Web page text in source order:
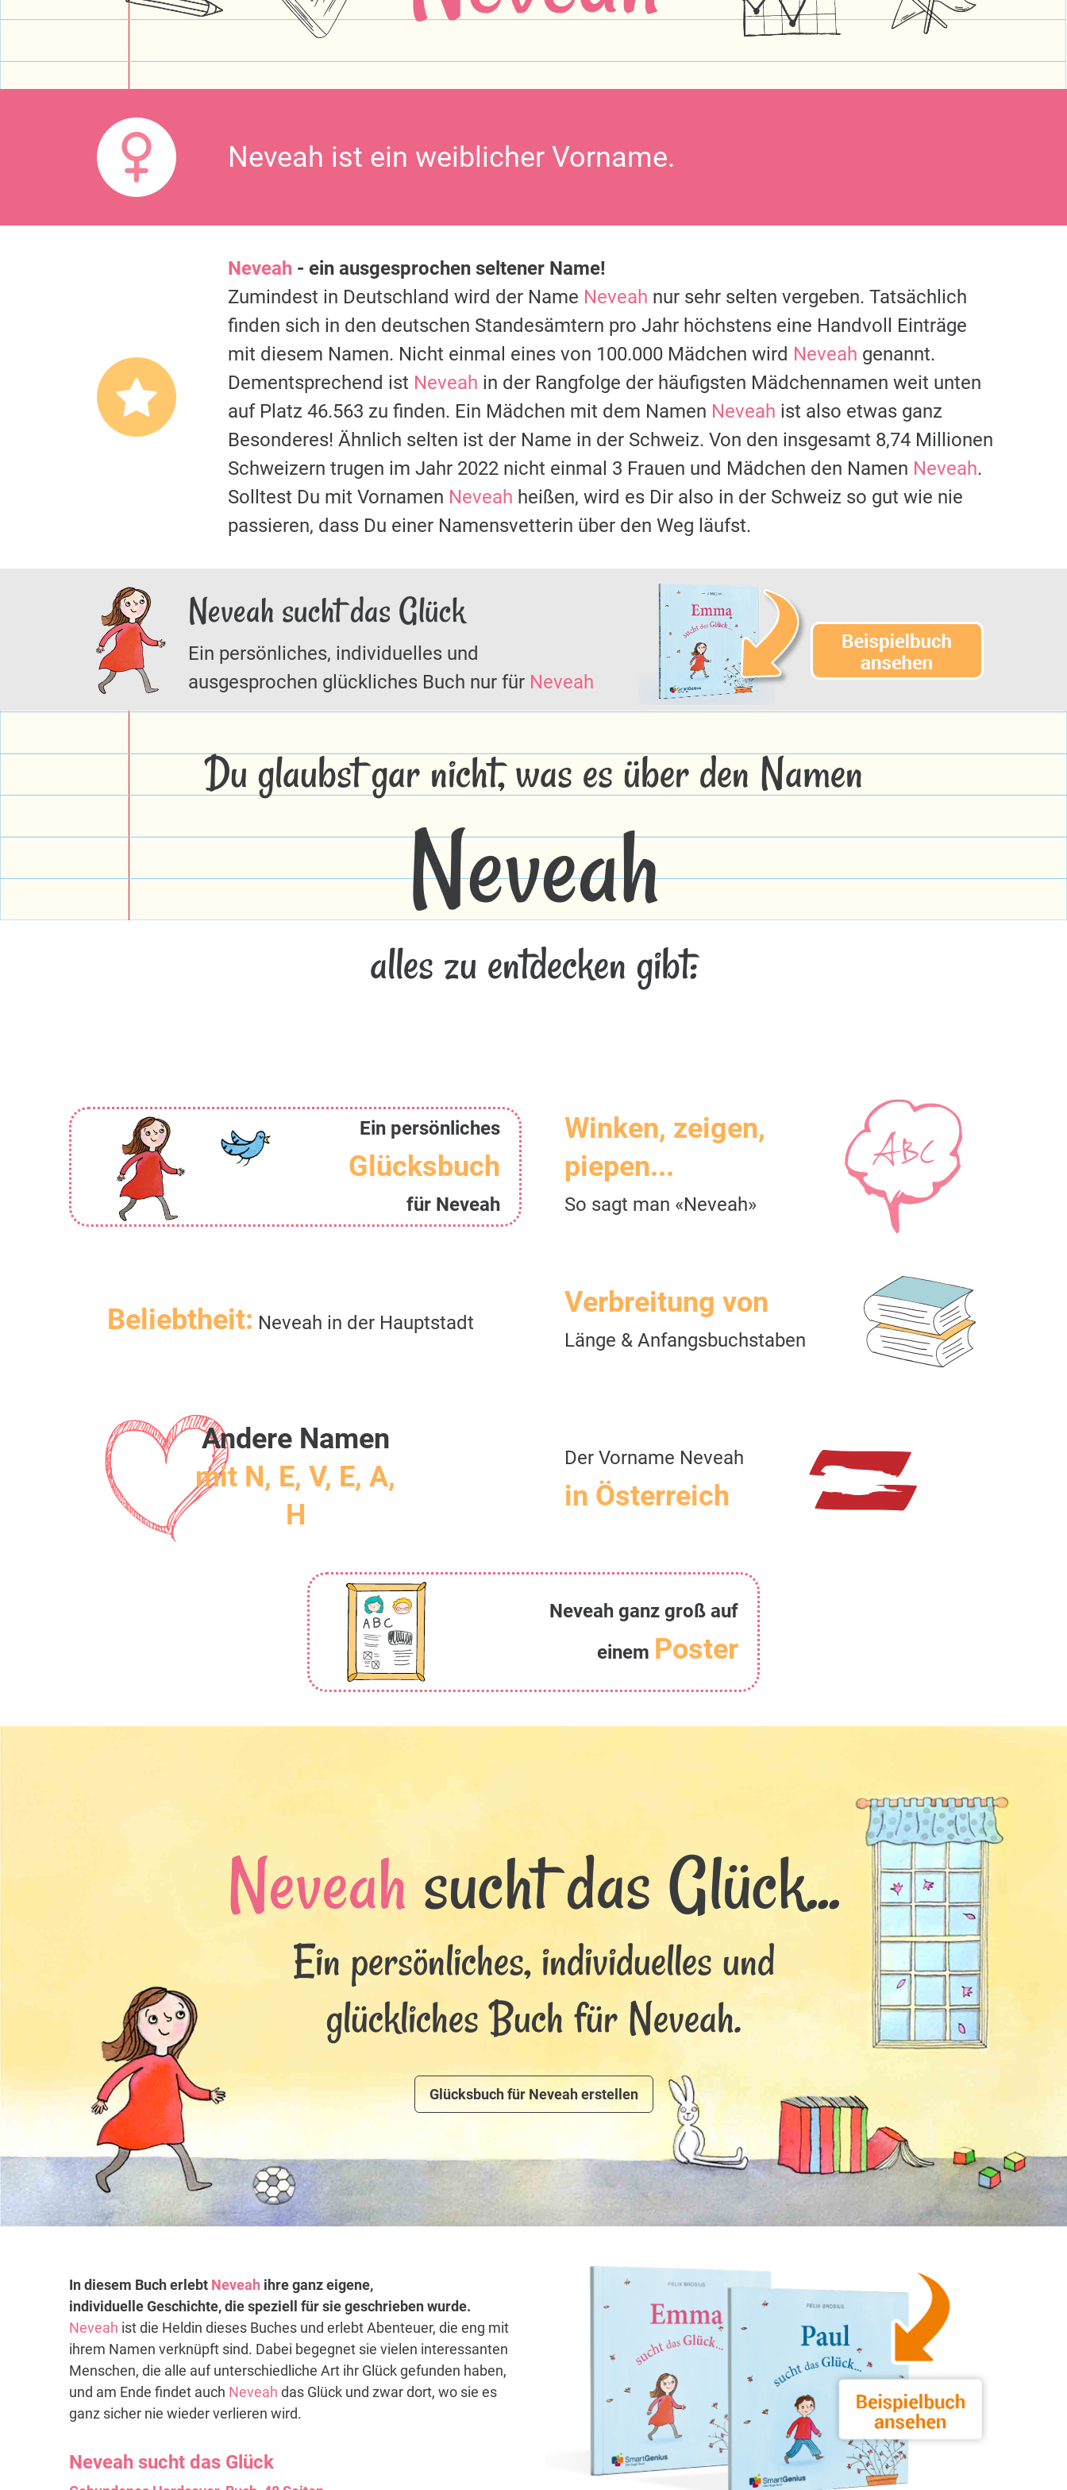
Neveah ist ein weiblicher Vorname.
Neveah - ein ausgesprochen seltener Name!
Zumindest in Deutschland wird der Name Neveah nur sehr selten vergeben. Tatsächlich
finden sich in den deutschen Standesämtern pro Jahr höchstens eine Handvoll Einträge
mit diesem Namen. Nicht einmal eines von 100.000 Mädchen wird Neveah genannt.
Dementsprechend ist Neveah in der Rangfolge der häufigsten Mädchennamen weit unten
auf Platz 46.563 zu finden. Ein Mädchen mit dem Namen Neveah ist also etwas ganz
Besonderes! Ähnlich selten ist der Name in der Schweiz. Von den insgesamt 8,74 Millionen
Schweizern trugen im Jahr 2022 nicht einmal 3 Frauen und Mädchen den Namen Neveah.
Solltest Du mit Vornamen Neveah heißen, wird es Dir also in der Schweiz so gut wie nie
passieren, dass Du einer Namensvetterin über den Weg läufst.
Neveah sucht das Glück
Ein persönliches, individuelles und
ausgesprochen glückliches Buch nur für Neveah
Du glaubst gar nicht, was es über den Namen
Neveah
alles zu entdecken gibt:
Ein persönliches
Glücksbuch
für Neveah
Winken, zeigen,
piepen...
So sagt man «Neveah»
Beliebtheit: Neveah in der Hauptstadt
Verbreitung von
Länge & Anfangsbuchstaben
Andere Namen
mit N, E, V, E, A,
H
Der Vorname Neveah
in Österreich
Neveah ganz groß auf
einem Poster
Neveahsucht das Glück...
Ein persönliches, individuelles und
glückliches Buch für Neveah.
Glücksbuch für Neveah erstellen
In diesem Buch erlebt Neveah ihre ganz eigene,
individuelle Geschichte, die speziell für sie geschrieben wurde.
Neveah ist die Heldin dieses Buches und erlebt Abenteuer, die eng mit
ihrem Namen verknüpft sind. Dabei begegnet sie vielen interessanten
Menschen, die alle auf unterschiedliche Art ihr Glück gefunden haben,
und am Ende findet auch Neveah das Glück und zwar dort, wo sie es
ganz sicher nie wieder verlieren wird.
Neveah sucht das Glück